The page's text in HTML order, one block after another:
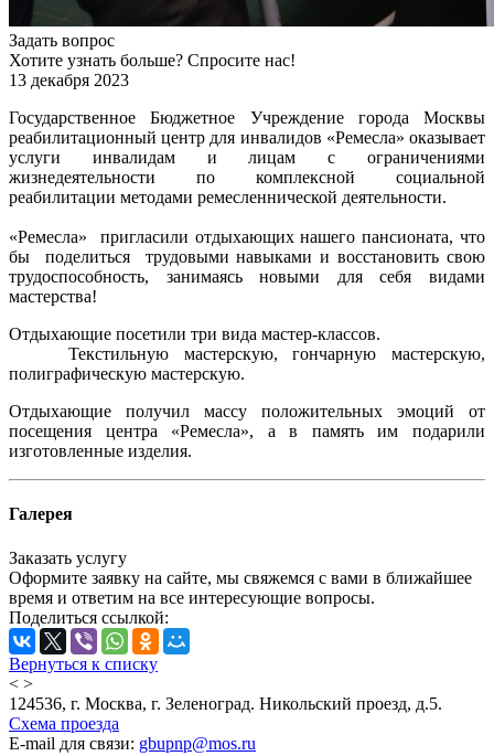
Задать вопрос
Хотите узнать больше? Спросите нас!
13 декабря 2023
Государственное Бюджетное Учреждение города Москвы
реабилитационный центр для инвалидов «Ремесла» оказывает
услуги инвалидам и лицам с ограничениями
жизнедеятельности по комплексной социальной
реабилитации методами ремесленнической деятельности.
«Ремесла» пригласили отдыхающих нашего пансионата, что
бы поделиться трудовыми навыками и восстановить свою
трудоспособность, занимаясь новыми для себя видами
мастерства!
Отдыхающие посетили три вида мастер-классов.
Текстильную мастерскую, гончарную мастерскую,
полиграфическую мастерскую.
Отдыхающие получил массу положительных эмоций от
посещения центра «Ремесла», а в память им подарили
изготовленные изделия.
Галерея
Заказать услугу
Оформите заявку на сайте, мы свяжемся с вами в ближайшее
время и ответим на все интересующие вопросы.
Поделиться ссылкой:
Вернуться к списку
< >
124536, г. Москва, г. Зеленоград. Никольский проезд, д.5.
Схема проезда
E-mail для связи: gbupnp@mos.ru